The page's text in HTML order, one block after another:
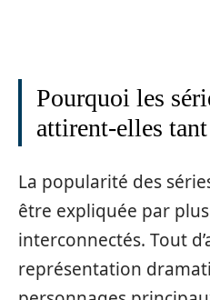
Pourquoi les
attirent-elles
La popularité des
être expliquée par
interconnectés. Tout
représentation